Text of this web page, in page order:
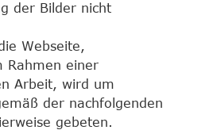
der Bilder nicht
Webseite,
Rahmen einer
Arbeit, wird um
der nachfolgenden
gebeten.